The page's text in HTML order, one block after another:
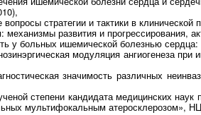
стратегии и тактики в клинической
развития и прогрессирования,
у больных ишемической болезнью
модуляция ангиогенеза
значимость различных
степени кандидата медицинских
мультифокальным